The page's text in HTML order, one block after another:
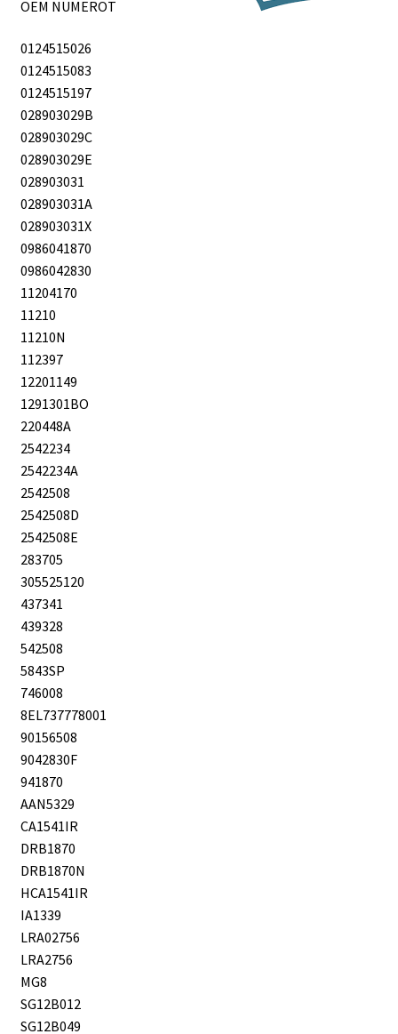
OEM NUMEROT
0124515026
0124515083
0124515197
028903029B
028903029C
028903029E
028903031
028903031A
028903031X
0986041870
0986042830
11204170
11210
11210N
112397
12201149
1291301BO
220448A
2542234
2542234A
2542508
2542508D
2542508E
283705
305525120
437341
439328
542508
5843SP
746008
8EL737778001
90156508
9042830F
941870
AAN5329
CA1541IR
DRB1870
DRB1870N
HCA1541IR
IA1339
LRA02756
LRA2756
MG8
SG12B012
SG12B049